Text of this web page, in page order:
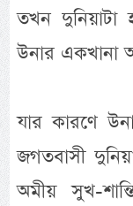
তখন দুনিয়াটা
উনার একখানা
যার কারণে
জগতবাসী
অমীয় সুখ-